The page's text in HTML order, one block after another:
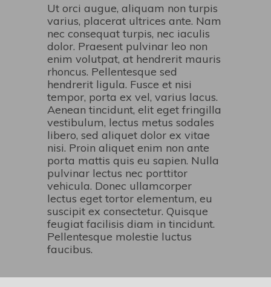
Ut orci augue, aliquam non turpis
varius, placerat ultrices ante. Nam
nec consequat turpis, nec iaculis
dolor. Praesent pulvinar leo non
enim volutpat, at hendrerit mauris
rhoncus. Pellentesque sed
hendrerit ligula. Fusce et nisi
tempor, porta ex vel, varius lacus.
Aenean tincidunt, elit eget fringilla
vestibulum, lectus metus sodales
libero, sed aliquet dolor ex vitae
nisi. Proin aliquet enim non ante
porta mattis quis eu sapien. Nulla
pulvinar lectus nec porttitor
vehicula. Donec ullamcorper
lectus eget tortor elementum, eu
suscipit ex consectetur. Quisque
feugiat facilisis diam in tincidunt.
Pellentesque molestie luctus
faucibus.